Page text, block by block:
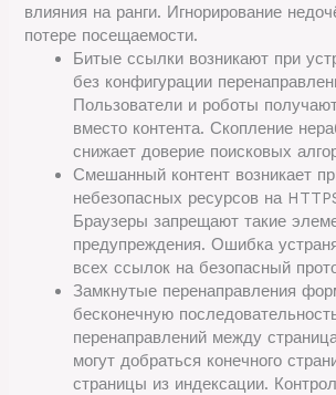
влияния на ранги. Игнорирование
потере посещаемости.
Битые ссылки возникают при
без конфигурации
Пользователи и роботы
вместо контента. Скопление
снижает доверие поисковых
Смешанный контент возникает
небезопасных ресурсов на
Браузеры запрещают такие
предупреждения. Ошибка
всех ссылок на безопасный
Замкнутые перенаправления
бесконечную
перенаправлений между
могут добраться конечного
страницы из индексации.